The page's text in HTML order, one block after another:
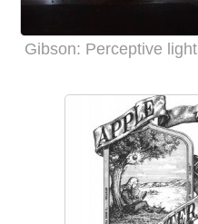
Gibson: Perceptive light